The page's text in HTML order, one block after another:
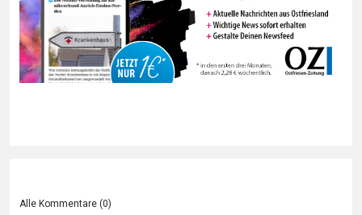
Alle Kommentare (0)